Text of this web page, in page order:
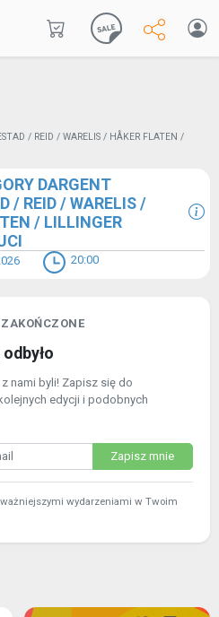
/ REID / WARELIS / HÅKER FLATEN /
DARGENT
/ REID / WARELIS /
/ LILLINGER
20:00
nami byli! Zapisz się do
edycji i podobnych
Zapisz mnie
wydarzeniami w Twoim